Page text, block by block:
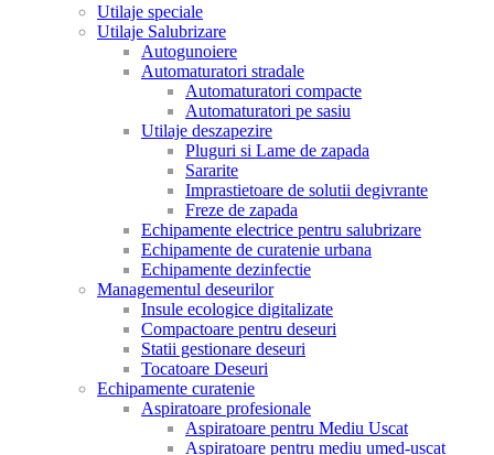
Utilaje speciale
Utilaje Salubrizare
Autogunoiere
Automaturatori stradale
Automaturatori compacte
Automaturatori pe sasiu
Utilaje deszapezire
Pluguri si Lame de zapada
Sararite
Imprastietoare de solutii degivrante
Freze de zapada
Echipamente electrice pentru salubrizare
Echipamente de curatenie urbana
Echipamente dezinfectie
Managementul deseurilor
Insule ecologice digitalizate
Compactoare pentru deseuri
Statii gestionare deseuri
Tocatoare Deseuri
Echipamente curatenie
Aspiratoare profesionale
Aspiratoare pentru Mediu Uscat
Aspiratoare pentru mediu umed-uscat